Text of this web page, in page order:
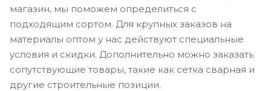
магазин, мы поможем определиться с
подходящим сортом. Для крупных заказов на
материалы оптом у нас действуют специальные
условия и скидки. Дополнительно можно заказать
сопутствующие товары, такие как сетка сварная и
другие строительные позиции.